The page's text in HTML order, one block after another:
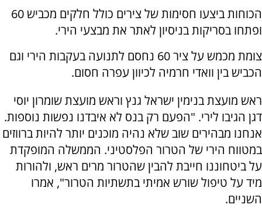
הכוחות ביצעו חסימות של צירים כולל חלקים מכביש 60
ופתחו בסריקות בניסיון לאתר את מבצעי הירי.
צומת מכמש על ציר 60 נחסם לתנועה בעקבות הירי וגם
הכביש בין וואדי חרמיה לכיוון עפרה חסום.
ראש מועצת בנימין ישראל גנץ וראש מועצת שומרון יוסי
דגן הגיבו לירי. "הפעם רק בנס לא איבדנו נפשות נוספות.
אנחנו מבהירים שוב שלא נהיה מוכנים יותר להיות ברווזים
במטווח הירי של הטרור הפלסטיני. הממשלה המופקדת
על ביטחוננו חייבת להבין שהטרור מרים ראש, ולהורות
מיד על טיפול שורש אמיתי בתשתיות הטרור", אמרו
השניים.